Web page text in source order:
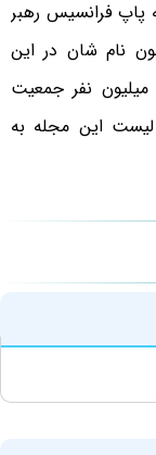
جدید از جمله پاپ فرانسیس رهبر
نام شان در این
لیست نبوده است. فوربس در ازای هر 100 میلیون نفر جمعیت
این مجله به